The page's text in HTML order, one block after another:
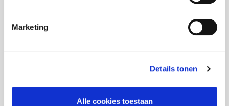
Marketing
Details tonen
Alle cookies toestaan